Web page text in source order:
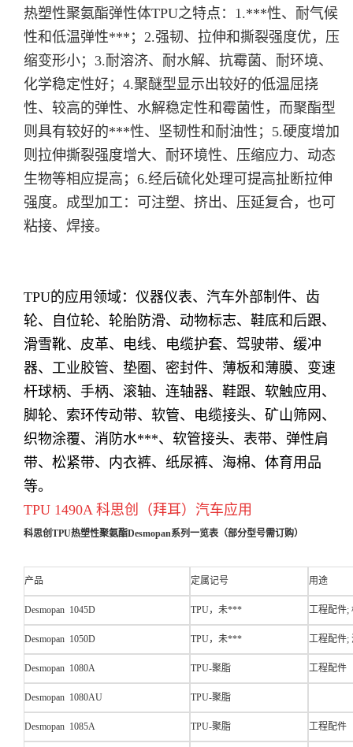
热塑性聚氨酯弹性体TPU之特点：1.***性、耐气候
性和低温弹性***；2.强韧、拉伸和撕裂强度优，压
缩变形小；3.耐溶济、耐水解、抗霉菌、耐环境、
化学稳定性好；4.聚醚型显示出较好的低温屈挠
性、较高的弹性、水解稳定性和霉菌性，而聚酯型
则具有较好的***性、坚韧性和耐油性；5.硬度增加
则拉伸撕裂强度增大、耐环境性、压缩应力、动态
生物等相应提高；6.经后硫化处理可提高扯断拉伸
强度。成型加工：可注塑、挤出、压延复合，也可
粘接、焊接。
TPU的应用领域：仪器仪表、汽车外部制件、齿
轮、自位轮、轮胎防滑、动物标志、鞋底和后跟、
滑雪靴、皮革、电线、电缆护套、驾驶带、缓冲
器、工业胶管、垫圈、密封件、薄板和薄膜、变速
杆球柄、手柄、滚轴、连轴器、鞋跟、软触应用、
脚轮、索环传动带、软管、电缆接头、矿山筛网、
织物涂覆、消防水***、软管接头、表带、弹性肩
带、松紧带、内衣裤、纸尿裤、海棉、体育用品
等。
TPU 1490A 科思创（拜耳）汽车应用
科思创TPU热塑性聚氨酯Desmopan系列一览表（部分型号需订购）
产品 定属记号 用途
Desmopan 1045D TPU，未*** 工程配件;
Desmopan 1050D TPU，未*** 工程配件;
Desmopan 1080A TPU-聚脂 工程配件
Desmopan 1080AU TPU-聚脂
Desmopan 1085A TPU-聚脂 工程配件